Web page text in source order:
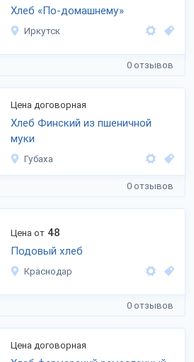
Хлеб «По-домашнему»
Иркутск
0 отзывов
Цена договорная
Хлеб Финский из пшеничной
муки
Губаха
0 отзывов
Цена от 48
Подовый хлеб
Краснодар
0 отзывов
Цена договорная